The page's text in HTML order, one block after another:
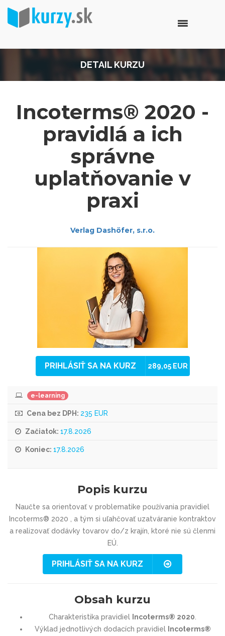
DETAIL KURZU
Incoterms® 2020 -
pravidlá a ich
správne
uplatňovanie v
praxi
Verlag Dashöfer, s.r.o.
PRIHLÁSIŤ SA NA KURZ 289,05 EUR
e-learning
Cena bez DPH: 235 EUR
Začiatok: 17.8.2026
Koniec: 17.8.2026
Popis kurzu
Naučte sa orientovať v problematike používania pravidiel
Incoterms® 2020 , a tým si uľahčovať uzatváranie kontraktov
a realizovať dodávky tovarov do/z krajín, ktoré nie sú členmi
EÚ.
PRIHLÁSIŤ SA NA KURZ
Obsah kurzu
Charakteristika pravidiel Incoterms® 2020
Výklad jednotlivých dodacích pravidiel Incoterms®